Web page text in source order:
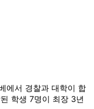
에서 경찰과 대학이 합
학생 7명이 최장 3년